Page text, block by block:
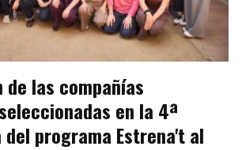
las compañías
en la 4ª
programa Estrena't al